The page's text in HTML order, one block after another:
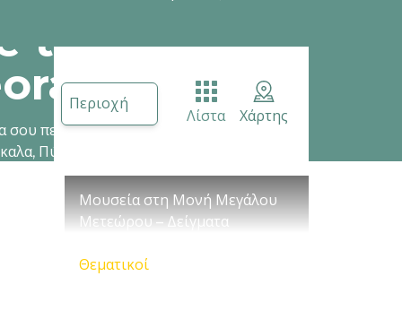
to
Trikala
σου πει αμέτρητες
Πύλη, Φαρκαδόνα
Περιοχή
Λίστα Χάρτης
Μουσεία στη Μονή Μεγάλου
Μετεώρου – Δείγματα
Θεματικοί